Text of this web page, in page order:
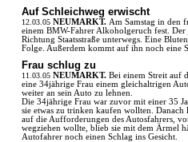
Auf Schleichweg erwischt
12.03.05 NEUMARKT. Am Samstag in den
einem BMW-Fahrer Alkoholgeruch fest.
Richtung Staatsstraße unterwegs. Eine
Folge. Außerdem kommt auf ihn noch eine
Frau schlug zu
11.03.05 NEUMARKT. Bei einem Streit auf
eine 34jährige Frau einem gleichaltrigen
weiter an sein Auto zu lehnen.
Die 34jährige Frau war zuvor mit einer 35
sie etwas zu trinken kaufen wollten. Danach
auf die Aufforderungen des Autosfahrers,
wegziehen wollte, blieb sie mit dem Ärmel
Autofahrer noch einen Schlag ins Gesicht.